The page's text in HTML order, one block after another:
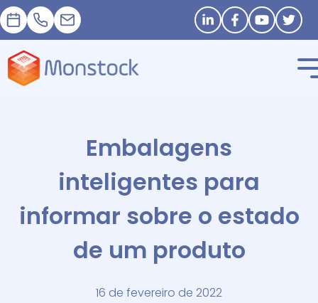
Nomeação
+33 1 83 62 25 41
contact@monstock.net Stay in touch
Embalagens
inteligentes para
informar sobre o estado
de um produto
16 de fevereiro de 2022